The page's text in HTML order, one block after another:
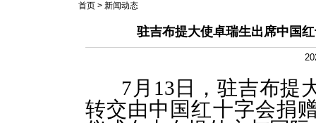
首页 > 新闻动态
驻吉布提大使卓瑞生出席中国
7月13日，驻吉布提
转交由中国红十字会捐